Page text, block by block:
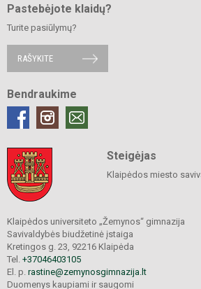
Pastebėjote klaidų?
Turite pasiūlymų?
RAŠYKITE
Bendraukime
Steigėjas
Klaipėdos miesto
Klaipėdos universiteto „Žemynos“ gimnazija
Savivaldybės biudžetinė įstaiga
Kretingos g. 23, 92216 Klaipėda
Tel. +37046403105
El. p. rastine@zemynosgimnazija.lt
Duomenys kaupiami ir saugomi